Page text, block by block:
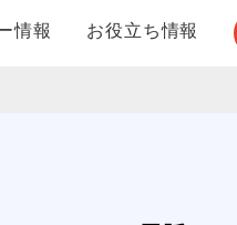
情報 お役立ち情報